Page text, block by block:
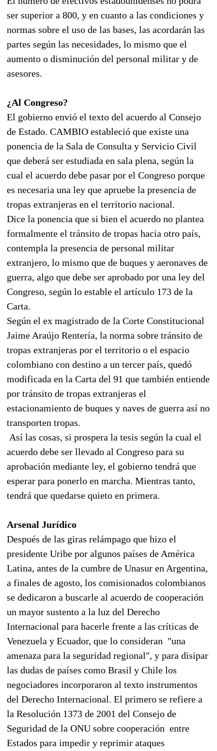
ser superior a 800, y en cuanto a las condiciones y
normas sobre el uso de las bases, las acordarán las
partes según las necesidades, lo mismo que el
aumento o disminución del personal militar y de
asesores.
¿Al Congreso?
El gobierno envió el texto del acuerdo al Consejo
de Estado. CAMBIO estableció que existe una
ponencia de la Sala de Consulta y Servicio Civil
que deberá ser estudiada en sala plena, según la
cual el acuerdo debe pasar por el Congreso porque
es necesaria una ley que apruebe la presencia de
tropas extranjeras en el territorio nacional.
Dice la ponencia que si bien el acuerdo no plantea
formalmente el tránsito de tropas hacia otro país,
contempla la presencia de personal militar
extranjero, lo mismo que de buques y aeronaves de
guerra, algo que debe ser aprobado por una ley del
Congreso, según lo estable el artículo 173 de la
Carta.
Según el ex magistrado de la Corte Constitucional
Jaime Araújo Rentería, la norma sobre tránsito de
tropas extranjeras por el territorio o el espacio
colombiano con destino a un tercer país, quedó
modificada en la Carta del 91 que también entiende
por tránsito de tropas extranjeras el
estacionamiento de buques y naves de guerra así no
transporten tropas.
Así las cosas, si prospera la tesis según la cual el
acuerdo debe ser llevado al Congreso para su
aprobación mediante ley, el gobierno tendrá que
esperar para ponerlo en marcha. Mientras tanto,
tendrá que quedarse quieto en primera.
Arsenal Jurídico
Después de las giras relámpago que hizo el
presidente Uribe por algunos países de América
Latina, antes de la cumbre de Unasur en Argentina,
a finales de agosto, los comisionados colombianos
se dedicaron a buscarle al acuerdo de cooperación
un mayor sustento a la luz del Derecho
Internacional para hacerle frente a las críticas de
Venezuela y Ecuador, que lo consideran "una
amenaza para la seguridad regional", y para disipar
las dudas de países como Brasil y Chile los
negociadores incorporaron al texto instrumentos
del Derecho Internacional. El primero se refiere a
la Resolución 1373 de 2001 del Consejo de
Seguridad de la ONU sobre cooperación entre
Estados para impedir y reprimir ataques